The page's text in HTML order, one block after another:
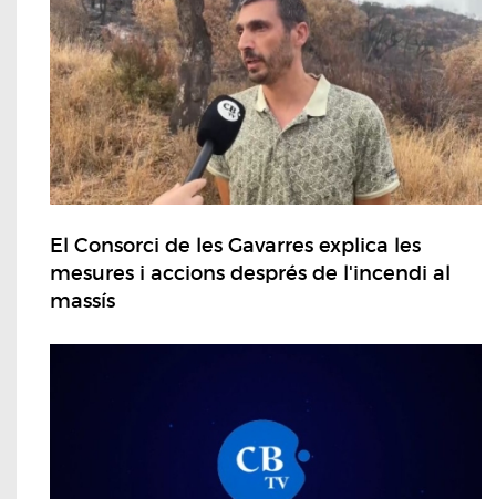
El Consorci de les Gavarres explica les
mesures i accions després de l'incendi al
massís